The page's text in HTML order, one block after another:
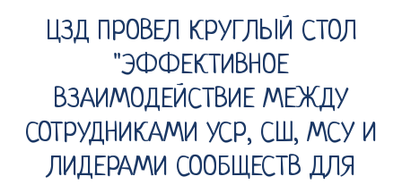
ЦЗД ПРОВЕЛ КРУГЛЫЙ СТОЛ
"ЭФФЕКТИВНОЕ
ВЗАИМОДЕЙСТВИЕ МЕЖДУ
СОТРУДНИКАМИ УСР, СШ, МСУ И
ЛИДЕРАМИ СООБЩЕСТВ ДЛЯ